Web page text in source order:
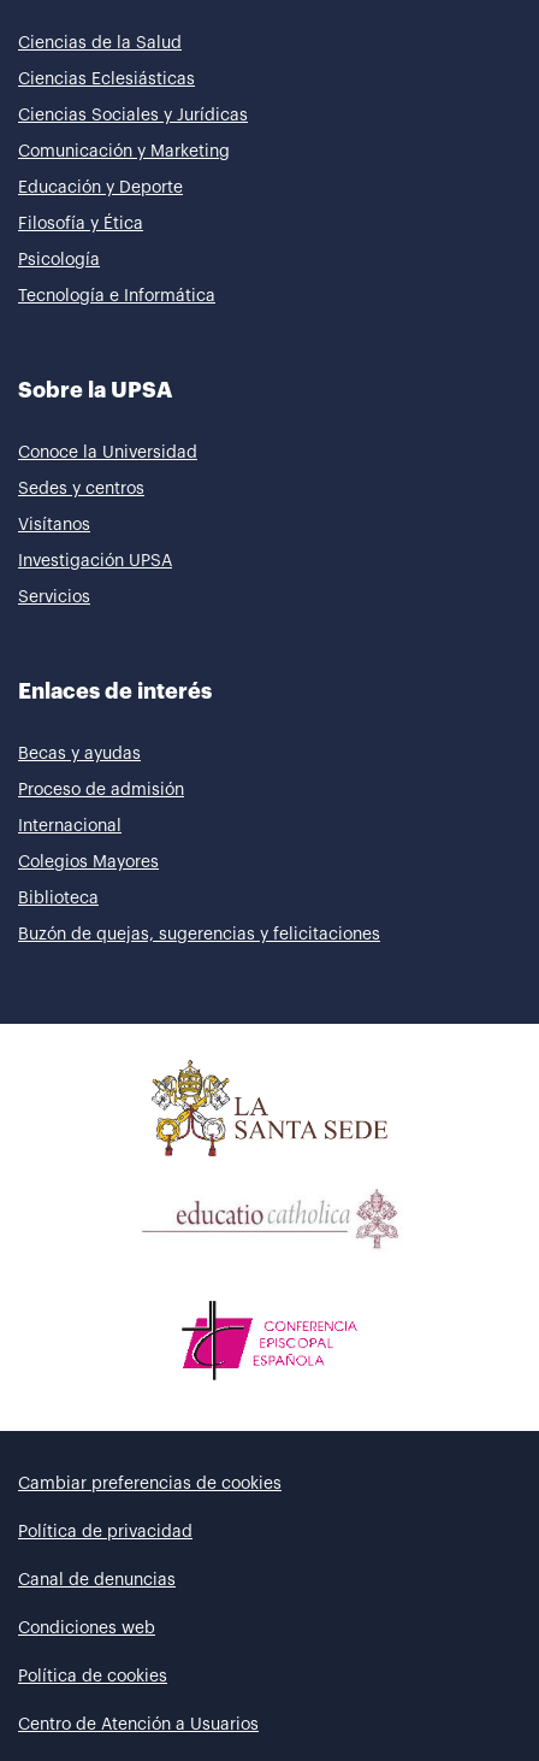
Ciencias de la Salud
Ciencias Eclesiásticas
Ciencias Sociales y Jurídicas
Comunicación y Marketing
Educación y Deporte
Filosofía y Ética
Psicología
Tecnología e Informática
Sobre la UPSA
Conoce la Universidad
Sedes y centros
Visítanos
Investigación UPSA
Servicios
Enlaces de interés
Becas y ayudas
Proceso de admisión
Internacional
Colegios Mayores
Biblioteca
Buzón de quejas, sugerencias y felicitaciones
Cambiar preferencias de cookies
Política de privacidad
Canal de denuncias
Condiciones web
Política de cookies
Centro de Atención a Usuarios